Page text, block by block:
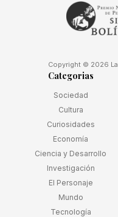
Copyright © 2026
Categorias
Sociedad
Cultura
Curiosidades
Economía
Ciencia y Desarrollo
Investigación
El Personaje
Mundo
Tecnología